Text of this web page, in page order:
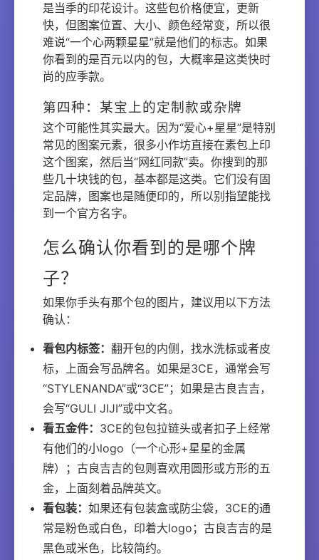
是当季的印花设计。这些包价格便宜，更新
快，但图案位置、大小、颜色经常变，所以很
难说“一个心两颗星星”就是他们的标志。如果
你看到的是百元以内的包，大概率是这类快时
尚的应季款。
第四种：某宝上的定制款或杂牌
这个可能性其实最大。因为“爱心+星星”是特别
常见的图案元素，很多小作坊直接在素包上印
这个图案，然后当“网红同款”卖。你搜到的那
些几十块钱的包，基本都是这类。它们没有固
定品牌，图案也是随便印的，所以别指望能找
到一个官方名字。
怎么确认你看到的是哪个牌
子？
如果你手头有那个包的图片，建议用以下方法
确认：
看包内标签： 翻开包的内侧，找水洗标或者皮
标，上面会写品牌名。如果是3CE，通常会写
“STYLENANDA”或“3CE”；如果是古良吉吉，
会写“GULI JIJI”或中文名。
看五金件： 3CE的包包拉链头或者扣子上经常
有他们的小logo（一个心形+星星的金属
牌）；古良吉吉的包则喜欢用圆形或方形的五
金，上面刻着品牌英文。
看包装： 如果还有包装盒或防尘袋，3CE的通
常是粉色或白色，印着大logo；古良吉吉的是
黑色或米色，比较简约。